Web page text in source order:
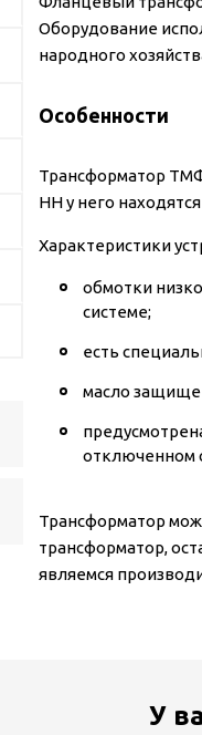
Оборудование
народного
Особенности
Трансформатор
НН у него
Характеристики
обмотки
системе;
есть
масло
отключенном
Трансформатор
трансформатор,
являемся
У